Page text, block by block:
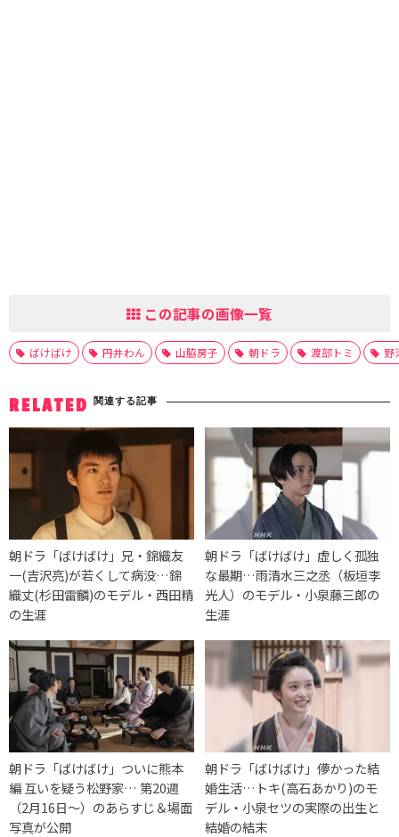
この記事の画像一覧
ばけばけ 円井わん 山脇房子 朝ドラ 渡部トミ 野
RELATED 関連する記事
朝ドラ「ばけばけ」兄・錦織友
一(吉沢亮)が若くして病没…錦
織丈(杉田雷麟)のモデル・西田精
の生涯
朝ドラ「ばけばけ」虚しく孤独
な最期…雨清水三之丞（板垣李
光人）のモデル・小泉藤三郎の
生涯
朝ドラ「ばけばけ」ついに熊本
編 互いを疑う松野家… 第20週
（2月16日〜）のあらすじ＆場面
写真が公開
朝ドラ「ばけばけ」儚かった結
婚生活…トキ(高石あかり)のモ
デル・小泉セツの実際の出生と
結婚の結末